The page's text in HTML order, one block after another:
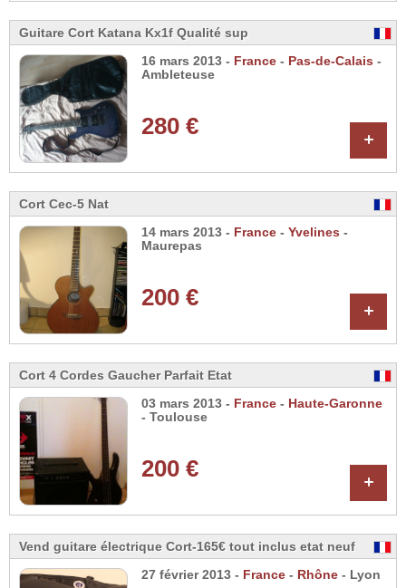
Guitare Cort Katana Kx1f Qualité sup
16 mars 2013 - France - Pas-de-Calais -
Ambleteuse
280 € +
Cort Cec-5 Nat
14 mars 2013 - France - Yvelines -
Maurepas
200 € +
Cort 4 Cordes Gaucher Parfait Etat
03 mars 2013 - France - Haute-Garonne
- Toulouse
200 € +
Vend guitare électrique Cort-165€ tout inclus etat neuf
27 février 2013 - France - Rhône - Lyon